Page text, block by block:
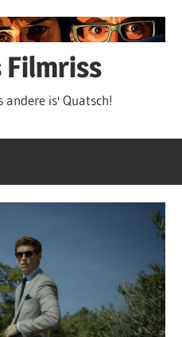
Filmriss
andere is' Quatsch!